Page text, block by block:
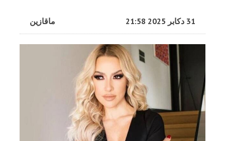
ماقازین 31 دکابر 2025 21:58